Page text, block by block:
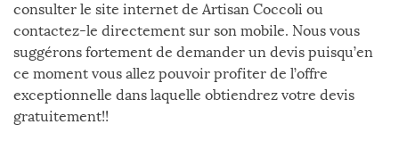
consulter le site internet de Artisan Coccoli ou
contactez-le directement sur son mobile. Nous vous
suggérons fortement de demander un devis puisqu’en
ce moment vous allez pouvoir profiter de l’offre
exceptionnelle dans laquelle obtiendrez votre devis
gratuitement!!